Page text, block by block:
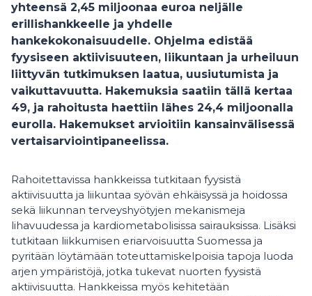
yhteensä 2,45 miljoonaa euroa neljälle
erillishankkeelle ja yhdelle
hankekokonaisuudelle. Ohjelma edistää
fyysiseen aktiivisuuteen, liikuntaan ja urheiluun
liittyvän tutkimuksen laatua, uusiutumista ja
vaikuttavuutta. Hakemuksia saatiin tällä kertaa
49, ja rahoitusta haettiin lähes 24,4 miljoonalla
eurolla. Hakemukset arvioitiin kansainvälisessä
vertaisarviointipaneelissa.
Rahoitettavissa hankkeissa tutkitaan fyysistä
aktiivisuutta ja liikuntaa syövän ehkäisyssä ja hoidossa
sekä liikunnan terveyshyötyjen mekanismeja
lihavuudessa ja kardiometabolisissa sairauksissa. Lisäksi
tutkitaan liikkumisen eriarvoisuutta Suomessa ja
pyritään löytämään toteuttamiskelpoisia tapoja luoda
arjen ympäristöjä, jotka tukevat nuorten fyysistä
aktiivisuutta. Hankkeissa myös kehitetään